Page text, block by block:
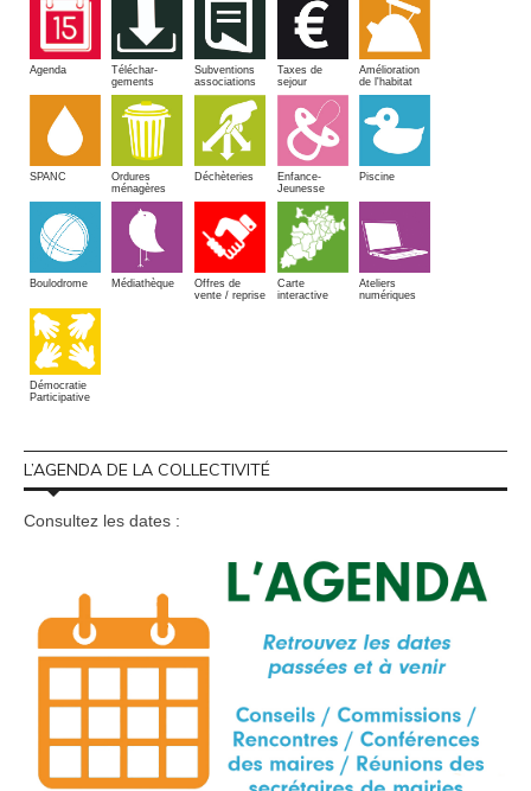
Agenda
Téléchar-
gements
Subventions
associations
Taxes de
sejour
Amélioration
de l'habitat
SPANC
Ordures
ménagères
Déchèteries
Enfance-
Jeunesse
Piscine
Boulodrome Médiathèque
Offres de
vente / reprise
Carte
interactive
Ateliers
numériques
Démocratie
Participative
L’AGENDA DE LA COLLECTIVITÉ
Consultez les dates :